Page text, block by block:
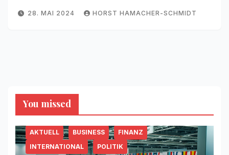
28. MAI 2024 HORST HAMACHER-SCHMIDT
You missed
AKTUELL BUSINESS
FINANZ
INTERNATIONAL
POLITIK